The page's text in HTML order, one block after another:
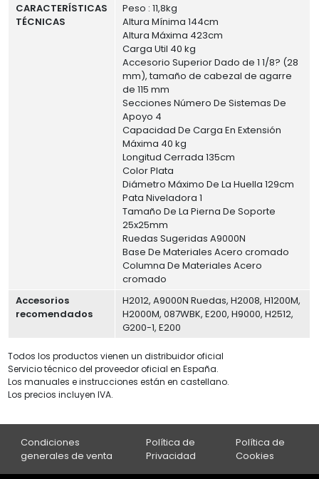
CARACTERÍSTICAS
TÉCNICAS
Peso : 11,8kg
Altura Mínima 144cm
Altura Máxima 423cm
Carga Util 40 kg
Accesorio Superior Dado de 1 1/8? (28
mm), tamaño de cabezal de agarre
de 115 mm
Secciones Número De Sistemas De
Apoyo 4
Capacidad De Carga En Extensión
Máxima 40 kg
Longitud Cerrada 135cm
Color Plata
Diámetro Máximo De La Huella 129cm
Pata Niveladora 1
Tamaño De La Pierna De Soporte
25x25mm
Ruedas Sugeridas A9000N
Base De Materiales Acero cromado
Columna De Materiales Acero
cromado
Accesorios
recomendados
H2012, A9000N Ruedas, H2008, H1200M,
H2000M, 087WBK, E200, H9000, H2512,
G200-1, E200
Todos los productos vienen un distribuidor oficial
Servicio técnico del proveedor oficial en España.
Los manuales e instrucciones están en castellano.
Los precios incluyen IVA.
Condiciones
generales de venta
Política de
Privacidad
Política de
Cookies